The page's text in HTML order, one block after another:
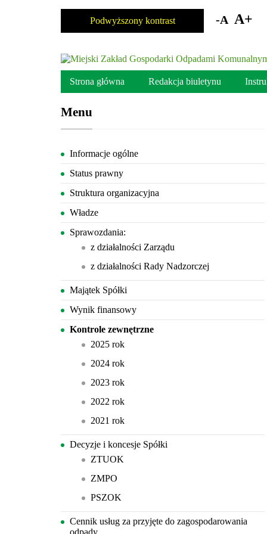
zawartości
Podwyższony kontrast -A A+
Strona główna Redakcja biuletynu
Menu
Informacje ogólne
Status prawny
Struktura organizacyjna
Władze
Sprawozdania:
z działalności Zarządu
z działalności Rady Nadzorczej
Majątek Spółki
Wynik finansowy
Kontrole zewnętrzne
2025 rok
2024 rok
2023 rok
2022 rok
2021 rok
Decyzje i koncesje Spółki
ZTUOK
ZMPO
PSZOK
Cennik usług za przyjęte do zagospodarowania
odpady